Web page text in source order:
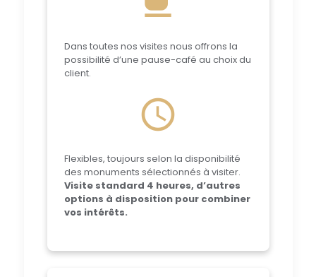
Dans toutes nos visites nous offrons la
possibilité d’une pause-café au choix du
client.
schedule
Flexibles, toujours selon la disponibilité
des monuments sélectionnés à visiter.
Visite standard 4 heures, d’autres
options à disposition pour combiner
vos intérêts.